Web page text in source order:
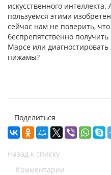
искусственного
пользуемся этими
сейчас нам не поверить,
беспрепятственно
Марсе или
пижамы?
Поделиться
Назад к списку
Комментарии